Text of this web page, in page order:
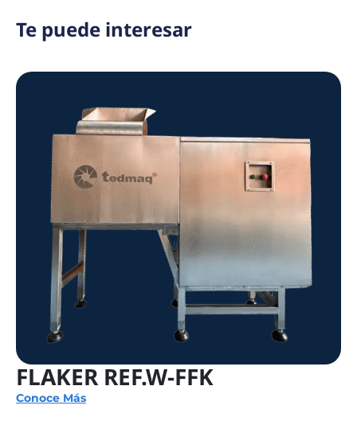
Te puede interesar
FLAKER REF.W-FFK
Conoce Más